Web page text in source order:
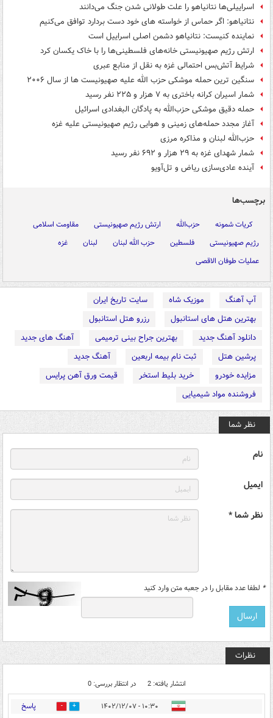
اسراییلی‌ها نتانیاهو را علت طولانی شدن جنگ می‌دانند
نتانیاهو: اگر حماس از خواسته های خود دست بردارد توافق می‌کنیم
نماینده کنیست: نتانیاهو دشمن اصلی اسراییل است
ارتش رژیم صهیونیستی خانه‌های فلسطینی‌ها را با خاک یکسان کرد
شرایط آتش‌بس احتمالی غزه به نقل از منابع عبری
سنگین ترین حمله موشکی حزب الله علیه صهیونیست ها از سال ۲۰۰۶
شمار اسیران کرانه باختری به ۷ هزار و ۲۲۵ نفر رسید
حمله دقیق موشکی حزب‌الله به پادگان البغدادی اسرائیل
آغاز مجدد حمله‌های زمینی و هوایی رژیم صهیونیستی علیه غزه
حزب‌الله لبنان و مذاکره مرزی
شمار شهدای غزه به ۲۹ هزار و ۶۹۲ نفر رسید
آینده عادی‌سازی ریاض و تل‌آویو
برچسب‌ها
کریات شمونه حزب‌الله ارتش رژیم صهیونیستی
مقاومت اسلامی
رژیم صهیونیستی
فلسطین حزب الله لبنان لبنان
غزه
عملیات طوفان الاقصی
آپ آهنگ موزیک شاه
سایت تاریخ ایران
بهترین هتل های استانبول
رزرو هتل استانبول
دانلود آهنگ جدید
بهترین جراح بینی ترمیمی
آهنگ های جدید
پرشین هتل
ثبت نام بیمه اربعین
آهنگ جدید
مزایده خودرو
خرید بلیط استخر
قیمت ورق آهن پرایس
فروشنده مواد شیمیایی
نظر شما
نام
ایمیل
نظر شما *
* لطفا عدد مقابل را در جعبه متن وارد کنید
نظرات
انتشار یافته: 2 در انتظار بررسی: 0
۱۰:۳۰ - ۱۴۰۲/۱۲/۰۷ 0 پاسخ